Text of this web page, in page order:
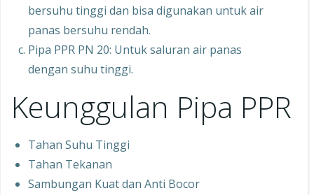
bersuhu tinggi dan bisa digunakan untuk air
panas bersuhu rendah.
Pipa PPR PN 20: Untuk saluran air panas
dengan suhu tinggi.
Keunggulan Pipa PPR
Tahan Suhu Tinggi
Tahan Tekanan
Sambungan Kuat dan Anti Bocor